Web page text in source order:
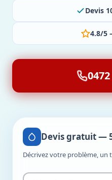
Devis
4.8/5
Devis gratuit —
Décrivez votre problème, un